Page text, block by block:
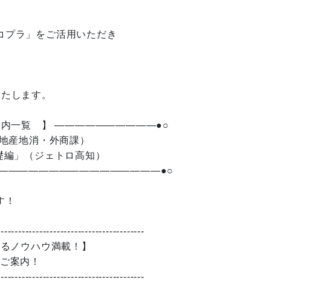
プラ」をご活用いただき
します。
一覧 】 ——————————●○
産地消・外商課）
」（ジェトロ高知）
ノウハウ満載！】
案内！